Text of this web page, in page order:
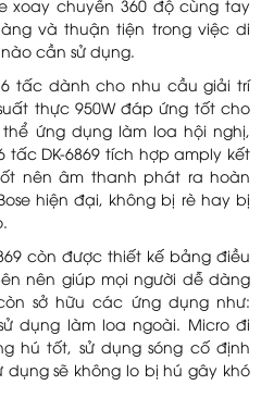
xoay chuyển 360 độ cùng tay
và thuận tiện trong việc di
cần sử dụng.
6 tấc dành cho nhu cầu giải trí
thực 950W đáp ứng tốt cho
ứng dụng làm loa hội nghị,
tấc DK-6869 tích hợp amply kết
nên âm thanh phát ra hoàn
hiện đại, không bị rè hay bị
còn được thiết kế bảng điều
nên giúp mọi người dễ dàng
sở hữu các ứng dụng như:
dụng làm loa ngoài. Micro đi
hú tốt, sử dụng sóng cố định
dụng sẽ không lo bị hú gây khó